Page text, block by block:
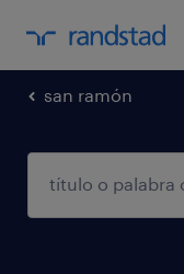
san ramón